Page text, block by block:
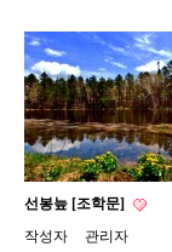
선봉늪 [조학문]
작성자
관리자